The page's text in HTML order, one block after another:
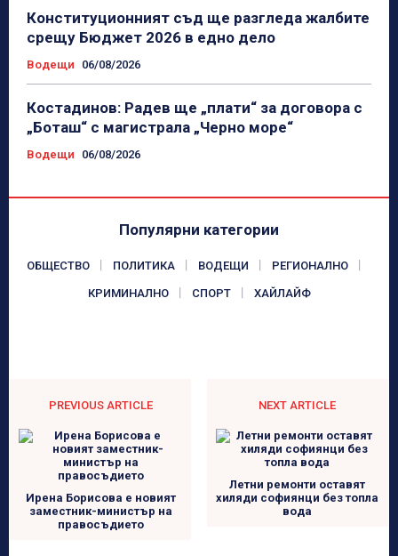
Конституционният съд ще разгледа жалбите
срещу Бюджет 2026 в едно дело
Водещи 06/08/2026
Костадинов: Радев ще „плати“ за договора с
„Боташ“ с магистрала „Черно море“
Водещи 06/08/2026
Популярни категории
ОБЩЕСТВО ПОЛИТИКА ВОДЕЩИ РЕГИОНАЛНО
КРИМИНАЛНО СПОРТ ХАЙЛАЙФ
PREVIOUS ARTICLE
Ирена Борисова е новият
заместник-министър на
правосъдието
NEXT ARTICLE
Летни ремонти оставят
хиляди софиянци без топла
вода